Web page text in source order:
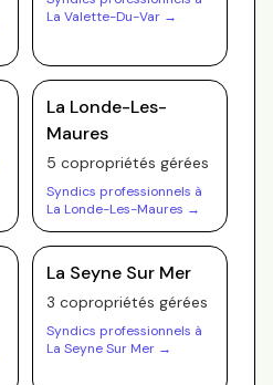
La Valette-Du-Var →
La Londe-Les-
Maures
5 copropriétés gérées
Syndics professionnels à
La Londe-Les-Maures →
La Seyne Sur Mer
3 copropriétés gérées
Syndics professionnels à
La Seyne Sur Mer →